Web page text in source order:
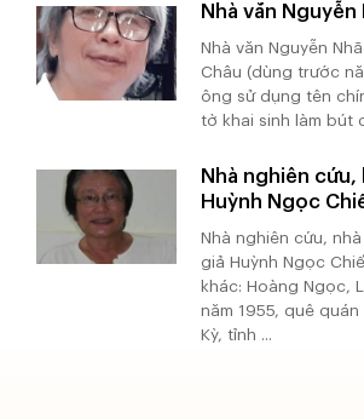
Nhà văn Nguyễn
Nhà văn Nguyễn
Châu (dùng trước
ông sử dụng tên
tờ khai sinh làm bút
Nhà nghiên cứu,
Huỳnh Ngọc
Nhà nghiên cứu,
giả Huỳnh Ngọc
khác: Hoàng Ngọc,
năm 1955, quê
Kỳ, tỉnh ...